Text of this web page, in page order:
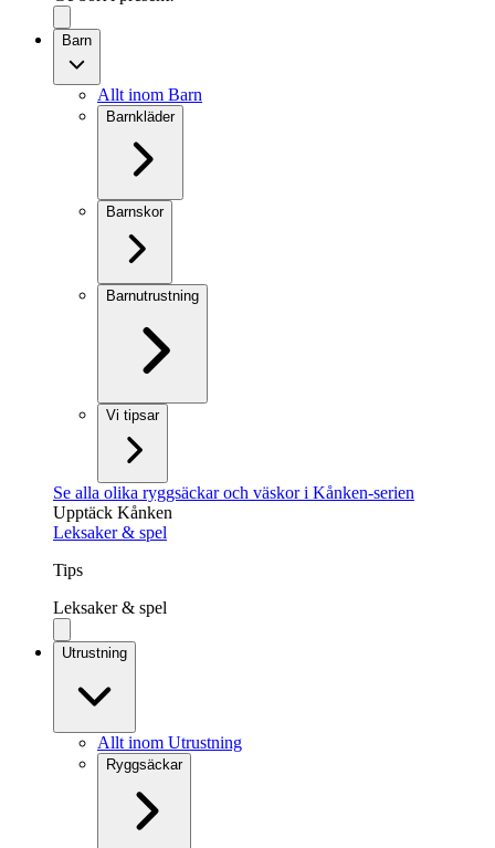
Barn
Allt inom Barn
Barnkläder
Barnskor
Barnutrustning
Vi tipsar
Se alla olika ryggsäckar och väskor i Kånken-serien
Upptäck Kånken
Leksaker & spel
Tips
Leksaker & spel
Utrustning
Allt inom Utrustning
Ryggsäckar